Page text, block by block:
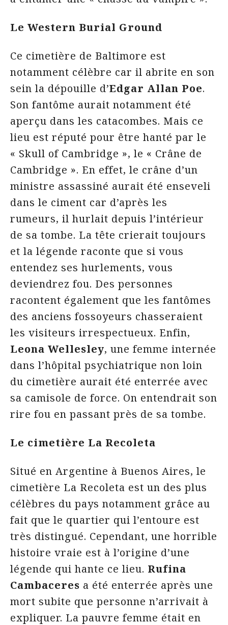
Le Western Burial Ground
Ce cimetière de Baltimore est
notamment célèbre car il abrite en son
sein la dépouille d’Edgar Allan Poe.
Son fantôme aurait notamment été
aperçu dans les catacombes. Mais ce
lieu est réputé pour être hanté par le
« Skull of Cambridge », le « Crâne de
Cambridge ». En effet, le crâne d’un
ministre assassiné aurait été enseveli
dans le ciment car d’après les
rumeurs, il hurlait depuis l’intérieur
de sa tombe. La tête crierait toujours
et la légende raconte que si vous
entendez ses hurlements, vous
deviendrez fou. Des personnes
racontent également que les fantômes
des anciens fossoyeurs chasseraient
les visiteurs irrespectueux. Enfin,
Leona Wellesley, une femme internée
dans l’hôpital psychiatrique non loin
du cimetière aurait été enterrée avec
sa camisole de force. On entendrait son
rire fou en passant près de sa tombe.
Le cimetière La Recoleta
Situé en Argentine à Buenos Aires, le
cimetière La Recoleta est un des plus
célèbres du pays notamment grâce au
fait que le quartier qui l’entoure est
très distingué. Cependant, une horrible
histoire vraie est à l’origine d’une
légende qui hante ce lieu. Rufina
Cambaceres a été enterrée après une
mort subite que personne n’arrivait à
expliquer. La pauvre femme était en